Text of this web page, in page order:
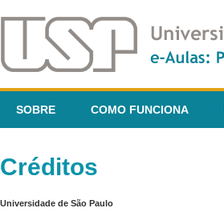
SOBRE COMO FUNCIONA
Créditos
Universidade de São Paulo